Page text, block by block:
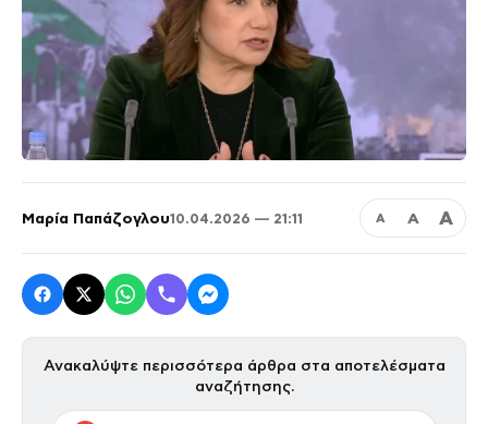
Μαρία Παπάζογλου10.04.2026 — 21:11 Α Α Α
Ανακαλύψτε περισσότερα άρθρα στα αποτελέσματα
αναζήτησης.